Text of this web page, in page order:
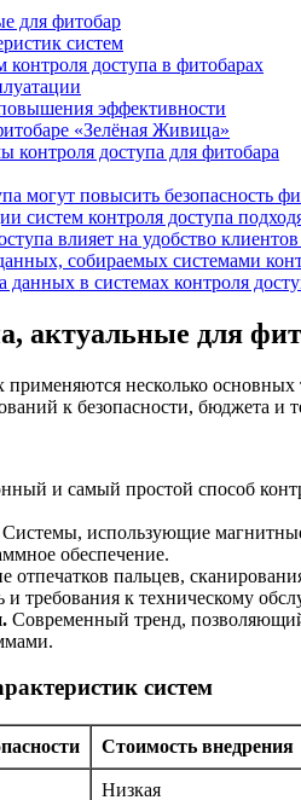
для фитобар
систем
доступа в фитобарах
эффективности
«Зелёная Живица»
доступа для фитобара
могут повысить безопасность
систем контроля доступа
влияет на удобство
собираемых системами
данных в системах контроля
актуальные для
применяются несколько
к безопасности, бюджета и
и самый простой способ
Системы, использующие
обеспечение.
отпечатков пальцев,
и требования к техническому
Современный тренд,
систем
Стоимость внедрения
Низкая